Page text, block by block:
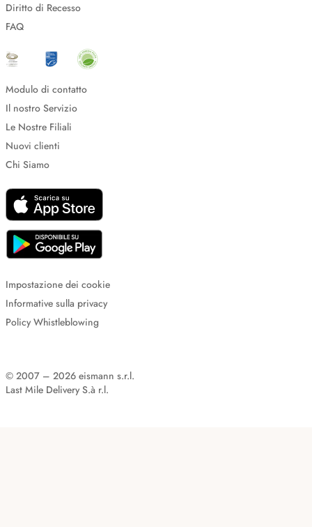
Diritto di Recesso
FAQ
Modulo di contatto
Il nostro Servizio
Le Nostre Filiali
Nuovi clienti
Chi Siamo
Impostazione dei cookie
Informative sulla privacy
Policy Whistleblowing
© 2007 – 2026 eismann s.r.l.
Last Mile Delivery S.à r.l.